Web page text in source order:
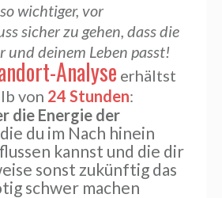
wichtiger, vor
sicher zu gehen, dass die
und deinem Leben passt!
Analyse erhältst
von 24 Stunden:
die Energie der
die du im Nach hinein
kannst und die dir
sonst zukünftig das
schwer machen